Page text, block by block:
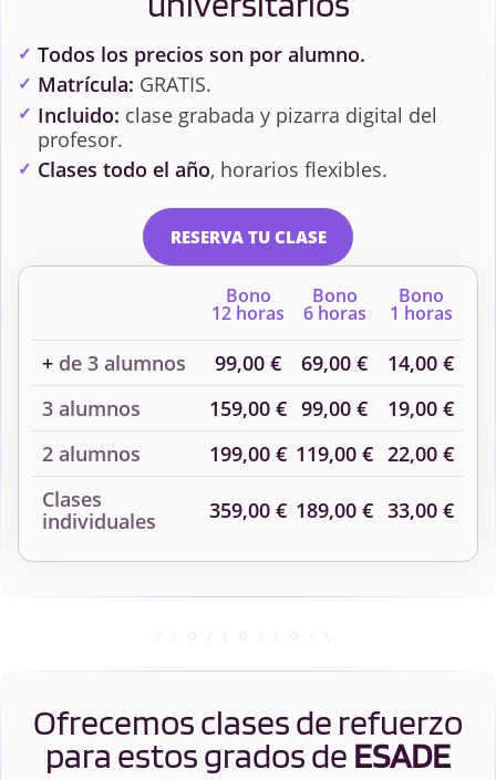
Todos los precios son por alumno.
Matrícula: GRATIS.
Incluido: clase grabada y pizarra digital del
profesor.
Clases todo el año, horarios flexibles.
RESERVA TU CLASE
Bono
12 horas
Bono
6 horas
Bono
1 horas
+ de 3 alumnos 99,00 € 69,00 €
14,00 €
3 alumnos
159,00 € 99,00 €
19,00 €
2 alumnos
199,00 € 119,00 € 22,00 €
Clases
individuales
359,00 € 189,00 € 33,00 €
Ofrecemos clases de refuerzo
para estos grados de ESADE